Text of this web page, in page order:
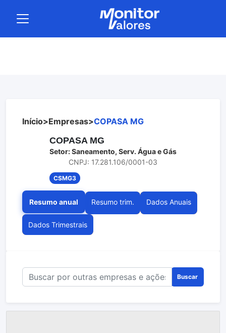
Início>Empresas>COPASA MG
COPASA MG
Setor: Saneamento, Serv. Água e Gás
CNPJ: 17.281.106/0001-03
CSMG3
Resumo anual Resumo trim. Dados Anuais
Dados Trimestrais
Buscar